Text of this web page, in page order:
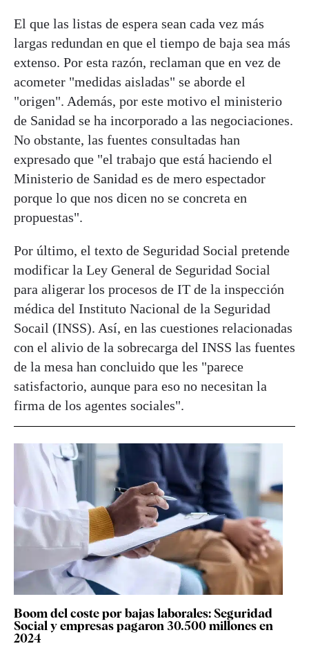
El que las listas de espera sean cada vez más
largas redundan en que el tiempo de baja sea más
extenso. Por esta razón, reclaman que en vez de
acometer "medidas aisladas" se aborde el
"origen". Además, por este motivo el ministerio
de Sanidad se ha incorporado a las negociaciones.
No obstante, las fuentes consultadas han
expresado que "el trabajo que está haciendo el
Ministerio de Sanidad es de mero espectador
porque lo que nos dicen no se concreta en
propuestas".
Por último, el texto de Seguridad Social pretende
modificar la Ley General de Seguridad Social
para aligerar los procesos de IT de la inspección
médica del Instituto Nacional de la Seguridad
Socail (INSS). Así, en las cuestiones relacionadas
con el alivio de la sobrecarga del INSS las fuentes
de la mesa han concluido que les "parece
satisfactorio, aunque para eso no necesitan la
firma de los agentes sociales".
Boom del coste por bajas laborales: Seguridad
Social y empresas pagaron 30.500 millones en
2024